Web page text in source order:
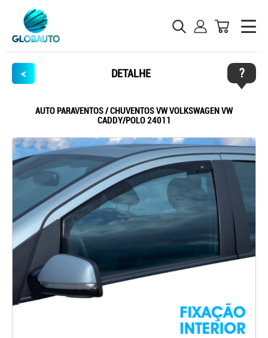
< DETALHE ?
AUTO PARAVENTOS / CHUVENTOS VW VOLKSWAGEN VW
CADDY/POLO 24011